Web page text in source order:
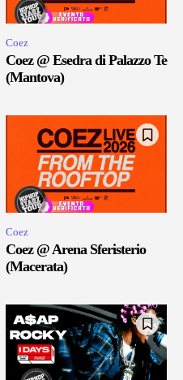
Coez
Coez @ Esedra di Palazzo Te
(Mantova)
Coez
Coez @ Arena Sferisterio
(Macerata)